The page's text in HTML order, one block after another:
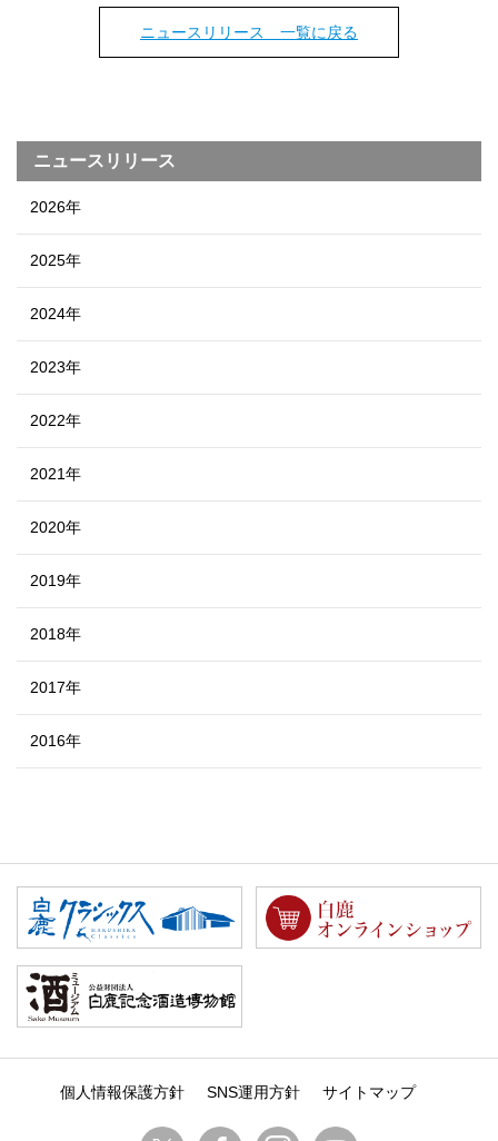
ニュースリリース 一覧に戻る
ニュースリリース
2026年
2025年
2024年
2023年
2022年
2021年
2020年
2019年
2018年
2017年
2016年
個人情報保護方針 SNS運用方針 サイトマップ